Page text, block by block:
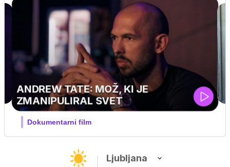
MOJ PRIJATELJ PINGVIN
Film meseca / družinski, pustolovski
Ljubljana